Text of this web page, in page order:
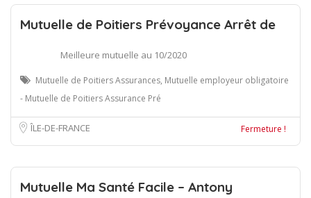
Mutuelle de Poitiers Prévoyance Arrêt de
Meilleure mutuelle au 10/2020
Mutuelle de Poitiers Assurances, Mutuelle employeur obligatoire
- Mutuelle de Poitiers Assurance Pré
ÎLE-DE-FRANCE Fermeture !
Mutuelle Ma Santé Facile – Antony